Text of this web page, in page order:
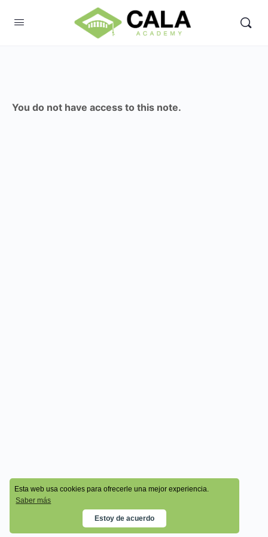
Esta web usa cookies para ofrecerle una mejor experiencia.
Saber más
Estoy de acuerdo
You do not have access to this note.
© 2026 - Cala Academy